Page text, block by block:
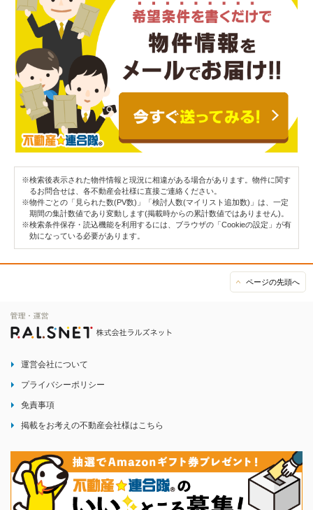
※検索後表示された物件情報と現況に相違がある場合があります。物件に関す
るお問合せは、各不動産会社様に直接ご連絡ください。
※物件ごとの「見られた数(PV数)」「検討人数(マイリスト追加数)」は、一定
期間の集計数値であり変動します(掲載時からの累計数値ではありません)。
※検索条件保存・読込機能を利用するには、ブラウザの「Cookieの設定」が有
効になっている必要があります。
ページの先頭へ
運営会社について
プライバシーポリシー
免責事項
掲載をお考えの不動産会社様はこちら